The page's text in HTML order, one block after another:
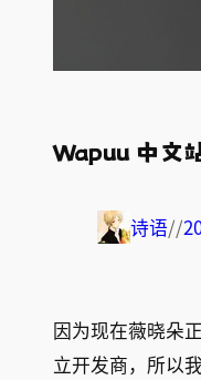
Wapuu 中文
诗语//
因为现在薇晓朵
立开发商，所以